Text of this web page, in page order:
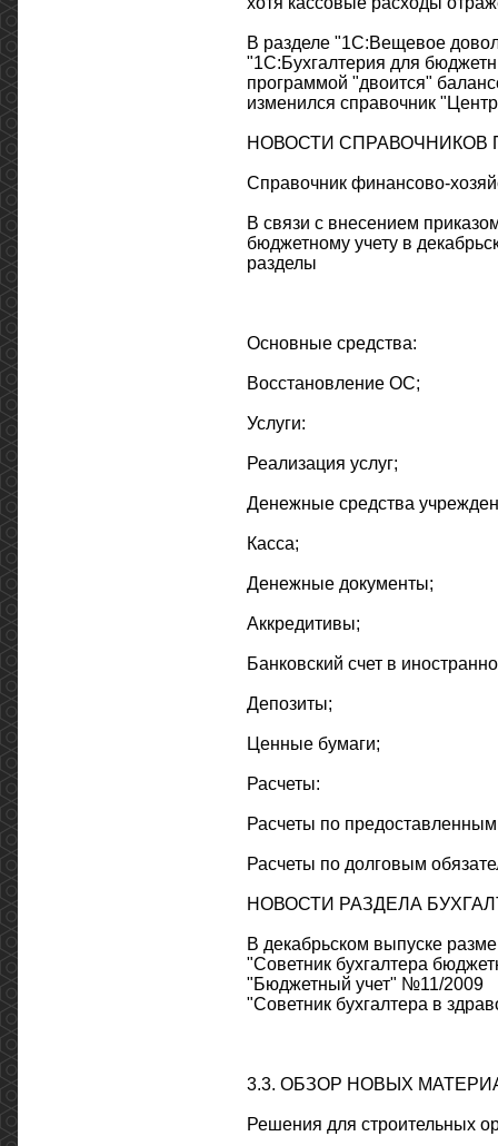
В разделе "1С:Вещевое
"1С:Бухгалтерия для
программой "двоится"
изменился справочник
НОВОСТИ СПРАВОЧНИКОВ
Справочник финансово-
В связи с внесением
бюджетному учету в
разделы
Основные средства:
Восстановление ОС;
Услуги:
Реализация услуг;
Денежные средства
Касса;
Денежные документы;
Аккредитивы;
Банковский счет в
Депозиты;
Ценные бумаги;
Расчеты:
Расчеты по
Расчеты по долговым
НОВОСТИ РАЗДЕЛА
В декабрьском выпуске
"Советник бухгалтера
"Бюджетный учет" №11/2009
"Советник бухгалтера в
3.3. ОБЗОР НОВЫХ
Решения для строительных